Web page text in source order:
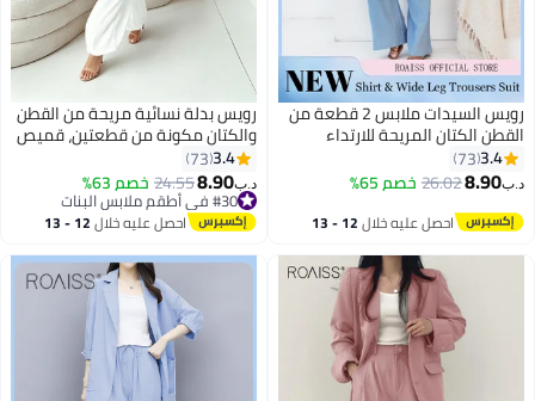
رويس السيدات ملابس 2 قطعة من
القطن الكتان المريحة للارتداء
اليومي - قميص وبنطال واسع
الساقين بتصميم بسيط وتناسب
فضفاض للترفيه، وحرية الحركة.
3.4
73
د.ب‏8.90
26.02خصم 65%
احصل عليه خلال 12 - 13
رويس بدلة نسائية مريحة من القطن
والكتان مكونة من قطعتين، قميص
متعدد الاستخدامات وسروال واسع
الساق للتنقل اليومي والترفيه،
مسامي، بسيط وفضفاض لراحة
طوال اليوم، طراز بدون مجهود،
أبيض
3.4
73
د.ب‏8.90
24.55خصم 63%
#30 في أطقم ملابس البنات
#30 في أطقم ملابس البنات احصل عليه خلال 12 - 13